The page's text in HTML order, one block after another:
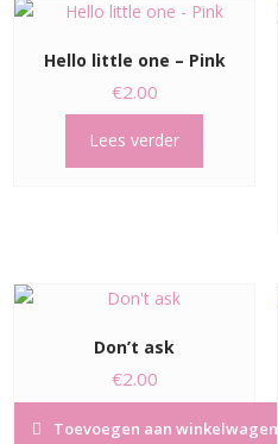
Hello little one – Pink
€2.00
Lees verder
Don’t ask
€2.00
Toevoegen aan winkelwagen